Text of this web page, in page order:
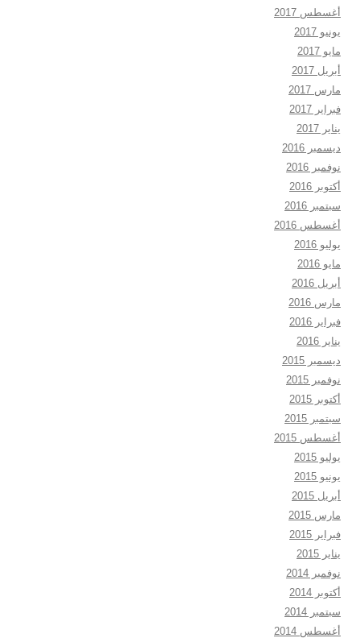
أغسطس 2017
يونيو 2017
مايو 2017
أبريل 2017
مارس 2017
فبراير 2017
يناير 2017
ديسمبر 2016
نوفمبر 2016
أكتوبر 2016
سبتمبر 2016
أغسطس 2016
يوليو 2016
مايو 2016
أبريل 2016
مارس 2016
فبراير 2016
يناير 2016
ديسمبر 2015
نوفمبر 2015
أكتوبر 2015
سبتمبر 2015
أغسطس 2015
يوليو 2015
يونيو 2015
أبريل 2015
مارس 2015
فبراير 2015
يناير 2015
نوفمبر 2014
أكتوبر 2014
سبتمبر 2014
أغسطس 2014